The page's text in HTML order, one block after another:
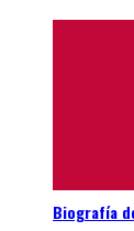
Biografía